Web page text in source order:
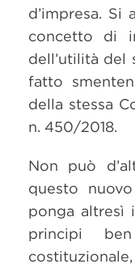
d’impresa. Si
concetto di
dell’utilità del
fatto
della stessa
n. 450/2018.
Non può
questo
ponga altresì
principi